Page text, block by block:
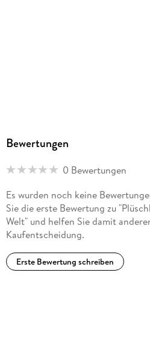
Bewertungen
0 Bewertungen
Es wurden noch keine
Sie die erste Bewertung zu
Welt" und helfen Sie damit
Kaufentscheidung.
Erste Bewertung schreiben